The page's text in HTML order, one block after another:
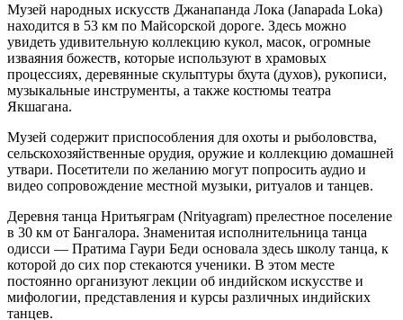
Музей народных искусств Джанапанда Лока (Janapada Loka)
находится в 53 км по Майсорской дороге. Здесь можно
увидеть удивительную коллекцию кукол, масок, огромные
изваяния божеств, которые используют в храмовых
процессиях, деревянные скульптуры бхута (духов), рукописи,
музыкальные инструменты, а также костюмы театра
Якшагана.
Музей содержит приспособления для охоты и рыболовства,
сельскохозяйственные орудия, оружие и коллекцию домашней
утвари. Посетители по желанию могут попросить аудио и
видео сопровождение местной музыки, ритуалов и танцев.
Деревня танца Нритьяграм (Nrityagram) прелестное поселение
в 30 км от Бангалора. Знаменитая исполнительница танца
одисси — Пратима Гаури Беди основала здесь школу танца, к
которой до сих пор стекаются ученики. В этом месте
постоянно организуют лекции об индийском искусстве и
мифологии, представления и курсы различных индийских
танцев.